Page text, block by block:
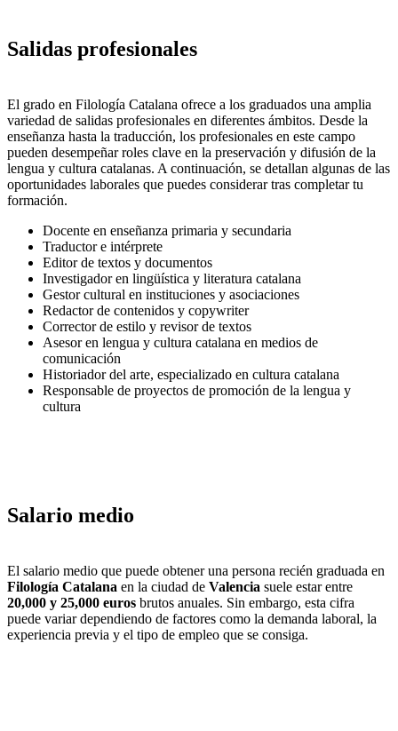
Salidas profesionales
El grado en Filología Catalana ofrece a los graduados una amplia
variedad de salidas profesionales en diferentes ámbitos. Desde la
enseñanza hasta la traducción, los profesionales en este campo
pueden desempeñar roles clave en la preservación y difusión de la
lengua y cultura catalanas. A continuación, se detallan algunas de las
oportunidades laborales que puedes considerar tras completar tu
formación.
Docente en enseñanza primaria y secundaria
Traductor e intérprete
Editor de textos y documentos
Investigador en lingüística y literatura catalana
Gestor cultural en instituciones y asociaciones
Redactor de contenidos y copywriter
Corrector de estilo y revisor de textos
Asesor en lengua y cultura catalana en medios de
comunicación
Historiador del arte, especializado en cultura catalana
Responsable de proyectos de promoción de la lengua y
cultura
Salario medio
El salario medio que puede obtener una persona recién graduada en
Filología Catalana en la ciudad de Valencia suele estar entre
20,000 y 25,000 euros brutos anuales. Sin embargo, esta cifra
puede variar dependiendo de factores como la demanda laboral, la
experiencia previa y el tipo de empleo que se consiga.